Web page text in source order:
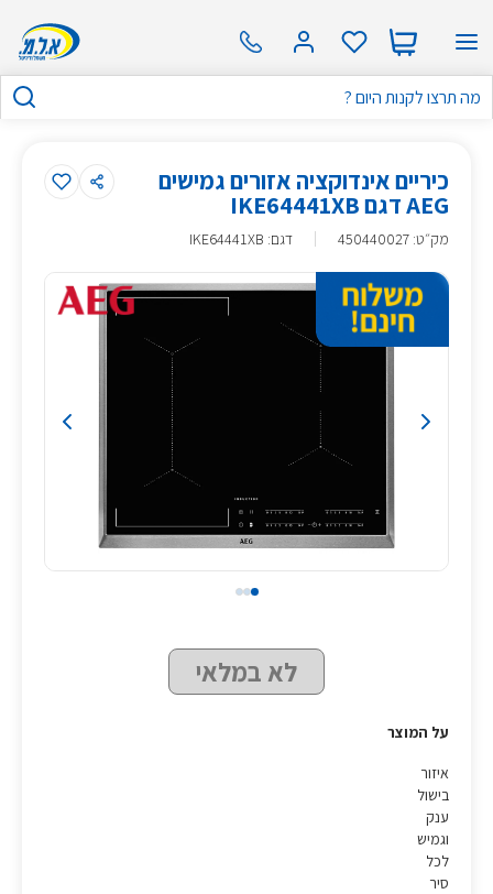
כיריים אינדוקציה אזורים גמישים
AEG דגם IKE64441XB
מק״ט:
450440027 דגם: IKE64441XB
לא במלאי
על המוצר
איזור
בישול
ענק
וגמיש
לכל
סיר